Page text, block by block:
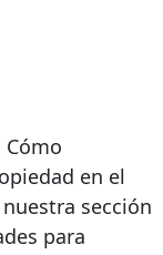
Cómo
en el
sección
para